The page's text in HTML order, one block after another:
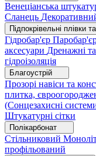
Венеціанська
Сланець
Підпокрівельні плівки
Гідробар'єр
аксесуари Дренажні
гідроізоляція
Благоустрій
Прозорі навіси та
плитка,
(Сонцезахисні
Штукатурні сітки
Полікарбонат
Стільниковий
профільований